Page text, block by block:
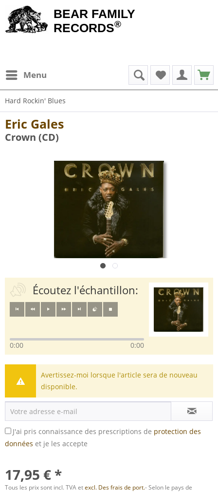
BEAR FAMILY
RECORDS®
Menu
Hard Rockin' Blues
Eric Gales
Crown (CD)
Écoutez l'échantillon:
0:00 0:00
Avertissez-moi lorsque l'article sera de nouveau
disponible.
J'ai pris connaissance des prescriptions de protection des
données et je les accepte
17,95 € *
Tous les prix sont incl. TVA etexcl. Des frais de port.- Selon le pays de